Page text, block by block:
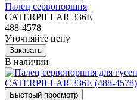
Палец сервопоршня
CATERPILLAR 336E
488-4578
Уточняйте цену
В наличии